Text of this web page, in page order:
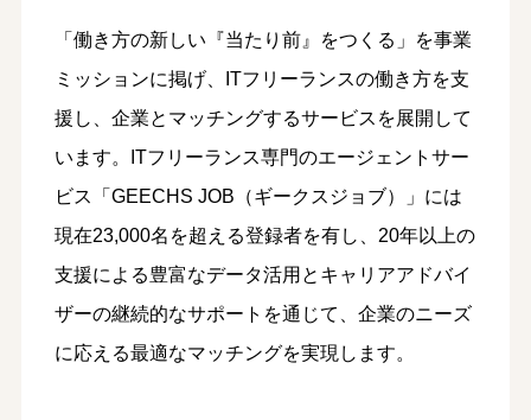
「働き方の新しい『当たり前』をつくる」を事業
ミッションに掲げ、ITフリーランスの働き方を支
援し、企業とマッチングするサービスを展開して
います。ITフリーランス専門のエージェントサー
ビス「GEECHS JOB（ギークスジョブ）」には
現在23,000名を超える登録者を有し、20年以上の
支援による豊富なデータ活用とキャリアアドバイ
ザーの継続的なサポートを通じて、企業のニーズ
に応える最適なマッチングを実現します。